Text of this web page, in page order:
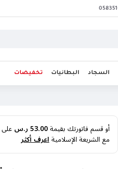
السجاد البطانيات تخفيضات
أو قسم فاتورتك بقيمة53.00 ر.س على
مع الشريعة الإسلاميةاعرف أكثر